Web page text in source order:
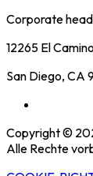
Corporate
12265 El
San Diego, CA
Copyright ©
Alle Rechte